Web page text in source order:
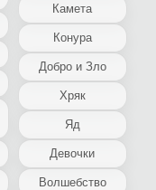
Камета
Конура
Добро и Зло
Хряк
Яд
Девочки
Волшебство